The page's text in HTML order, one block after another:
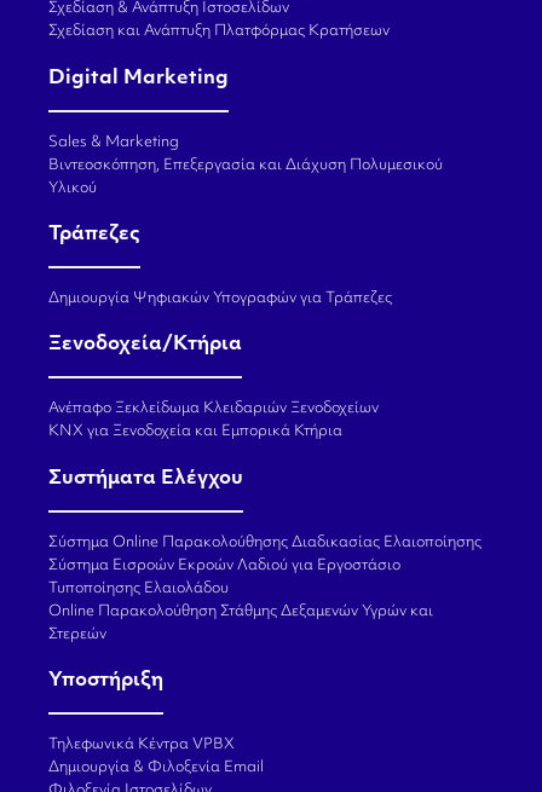
Σχεδίαση & Ανάπτυξη Ιστοσελίδων
Σχεδίαση και Ανάπτυξη Πλατφόρμας Κρατήσεων
Digital Marketing
Sales & Marketing
Βιντεοσκόπηση, Επεξεργασία και Διάχυση Πολυμεσικού
Υλικού
Τράπεζες
Δημιουργία Ψηφιακών Υπογραφών για Τράπεζες
Ξενοδοχεία/Κτήρια
Ανέπαφο Ξεκλείδωμα Κλειδαριών Ξενοδοχείων
KNX για Ξενοδοχεία και Εμπορικά Κτήρια
Συστήματα Ελέγχου
Σύστημα Online Παρακολούθησης Διαδικασίας Ελαιοποίησης
Σύστημα Εισροών Εκροών Λαδιού για Εργοστάσιο
Τυποποίησης Ελαιολάδου
Online Παρακολούθηση Στάθμης Δεξαμενών Υγρών και
Στερεών
Υποστήριξη
Τηλεφωνικά Κέντρα VPBX
Δημιουργία & Φιλοξενία Email